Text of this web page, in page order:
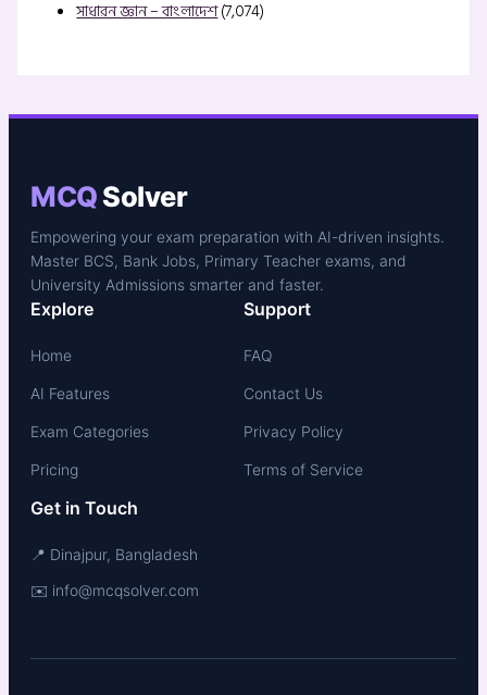
সাধারন জ্ঞান – বাংলাদেশ(7,074)
MCQSolver
Empowering your exam preparation with AI-driven insights.
Master BCS, Bank Jobs, Primary Teacher exams, and
University Admissions smarter and faster.
Explore
Home
AI Features
Exam Categories
Pricing
Support
FAQ
Contact Us
Privacy Policy
Terms of Service
Get in Touch
📍 Dinajpur, Bangladesh
✉️ info@mcqsolver.com